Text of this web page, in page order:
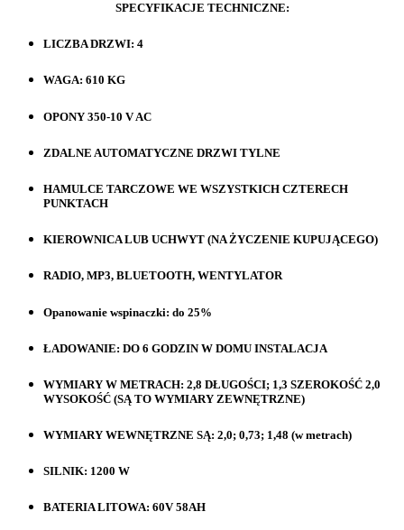
SPECYFIKACJE TECHNICZNE:
LICZBA DRZWI: 4
WAGA: 610 KG
OPONY 350-10 V AC
ZDALNE AUTOMATYCZNE DRZWI TYLNE
HAMULCE TARCZOWE WE WSZYSTKICH CZTERECH
PUNKTACH
KIEROWNICA LUB UCHWYT (NA ŻYCZENIE KUPUJĄCEGO)
RADIO, MP3, BLUETOOTH, WENTYLATOR
Opanowanie wspinaczki: do 25%
ŁADOWANIE: DO 6 GODZIN W DOMU INSTALACJA
WYMIARY W METRACH: 2,8 DŁUGOŚCI; 1,3 SZEROKOŚĆ 2,0
WYSOKOŚĆ (SĄ TO WYMIARY ZEWNĘTRZNE)
WYMIARY WEWNĘTRZNE SĄ: 2,0; 0,73; 1,48 (w metrach)
SILNIK: 1200 W
BATERIA LITOWA: 60V 58AH